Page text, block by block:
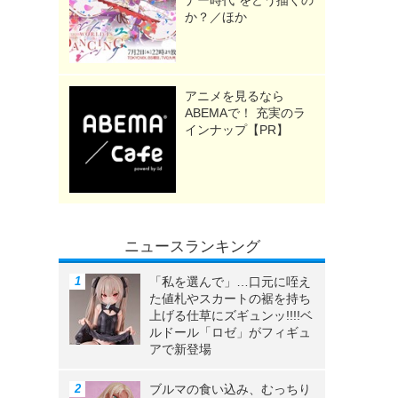
か？／ほか
アニメを見るなら
ABEMAで！ 充実のラ
インナップ【PR】
ニュースランキング
「私を選んで」…口元に咥え
た値札やスカートの裾を持ち
上げる仕草にズギュンッ!!!!ベ
ルドール「ロゼ」がフィギュ
アで新登場
ブルマの食い込み、むっちり